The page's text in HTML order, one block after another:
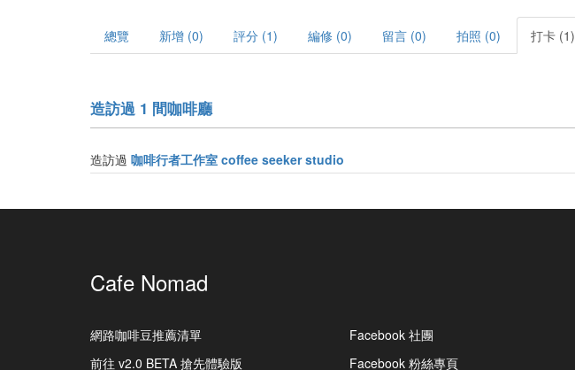
總覽 新增 (0) 評分 (1) 編修 (0) 留言 (0) 拍照 (0) 打卡 (1)
造訪過 1 間咖啡廳
造訪過 咖啡行者工作室 coffee seeker studio
Cafe Nomad
網路咖啡豆推薦清單
前往 v2.0 BETA 搶先體驗版
Facebook 社團
Facebook 粉絲專頁